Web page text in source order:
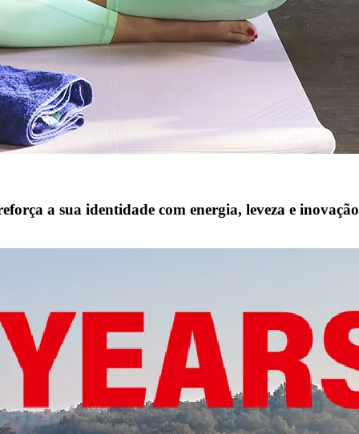
a sua identidade com energia, leveza e inovação